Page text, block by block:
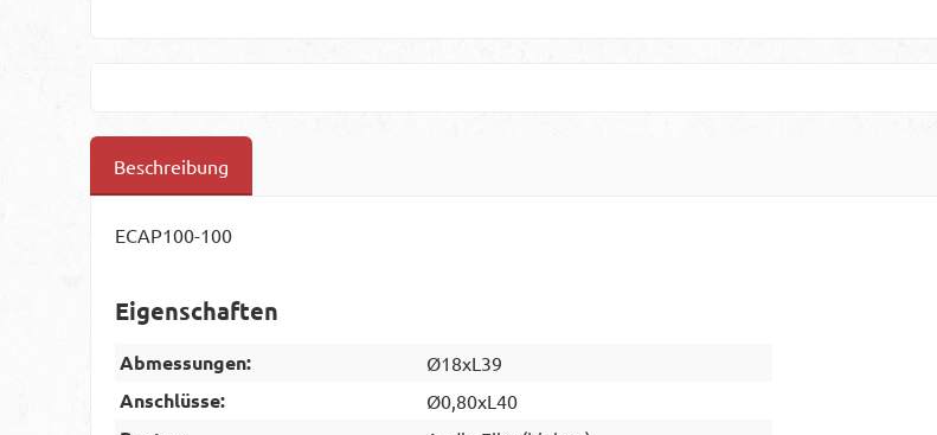
Beschreibung
ECAP100-100
Eigenschaften
Abmessungen: Ø18xL39
Anschlüsse: Ø0,80xL40